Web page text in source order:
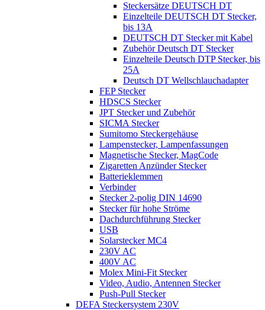
Steckersätze DEUTSCH DT
Einzelteile DEUTSCH DT Stecker,
bis 13A
DEUTSCH DT Stecker mit Kabel
Zubehör Deutsch DT Stecker
Einzelteile Deutsch DTP Stecker, bis
25A
Deutsch DT Wellschlauchadapter
FEP Stecker
HDSCS Stecker
JPT Stecker und Zubehör
SICMA Stecker
Sumitomo Steckergehäuse
Lampenstecker, Lampenfassungen
Magnetische Stecker, MagCode
Zigaretten Anzünder Stecker
Batterieklemmen
Verbinder
Stecker 2-polig DIN 14690
Stecker für hohe Ströme
Dachdurchführung Stecker
USB
Solarstecker MC4
230V AC
400V AC
Molex Mini-Fit Stecker
Video, Audio, Antennen Stecker
Push-Pull Stecker
DEFA Steckersystem 230V